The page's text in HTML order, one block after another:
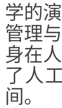
学的
管理
身在
了人
间。